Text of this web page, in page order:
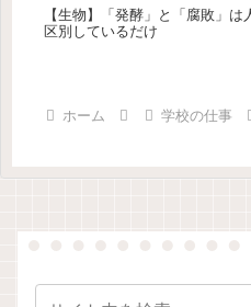
【生物】「発酵」と「腐敗」は
区別しているだけ
ホーム 学校の仕事